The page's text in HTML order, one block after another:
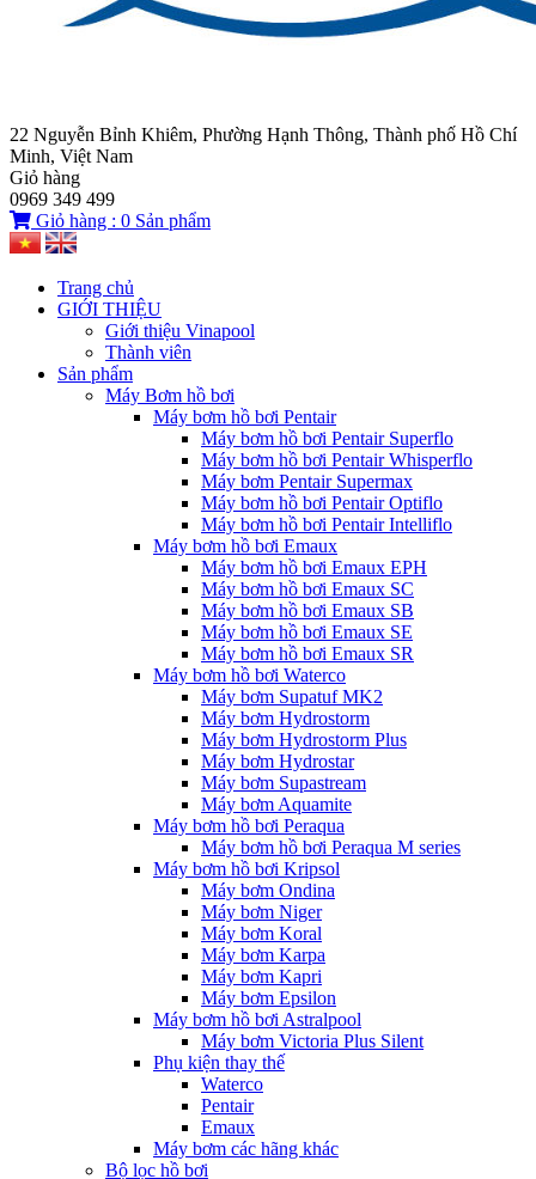
22 Nguyễn Bỉnh Khiêm, Phường Hạnh Thông, Thành phố Hồ Chí
Minh, Việt Nam
Giỏ hàng
0969 349 499
Giỏ hàng : 0 Sản phẩm
Trang chủ
GIỚI THIỆU
Giới thiệu Vinapool
Thành viên
Sản phẩm
Máy Bơm hồ bơi
Máy bơm hồ bơi Pentair
Máy bơm hồ bơi Pentair Superflo
Máy bơm hồ bơi Pentair Whisperflo
Máy bơm Pentair Supermax
Máy bơm hồ bơi Pentair Optiflo
Máy bơm hồ bơi Pentair Intelliflo
Máy bơm hồ bơi Emaux
Máy bơm hồ bơi Emaux EPH
Máy bơm hồ bơi Emaux SC
Máy bơm hồ bơi Emaux SB
Máy bơm hồ bơi Emaux SE
Máy bơm hồ bơi Emaux SR
Máy bơm hồ bơi Waterco
Máy bơm Supatuf MK2
Máy bơm Hydrostorm
Máy bơm Hydrostorm Plus
Máy bơm Hydrostar
Máy bơm Supastream
Máy bơm Aquamite
Máy bơm hồ bơi Peraqua
Máy bơm hồ bơi Peraqua M series
Máy bơm hồ bơi Kripsol
Máy bơm Ondina
Máy bơm Niger
Máy bơm Koral
Máy bơm Karpa
Máy bơm Kapri
Máy bơm Epsilon
Máy bơm hồ bơi Astralpool
Máy bơm Victoria Plus Silent
Phụ kiện thay thế
Waterco
Pentair
Emaux
Máy bơm các hãng khác
Bộ lọc hồ bơi